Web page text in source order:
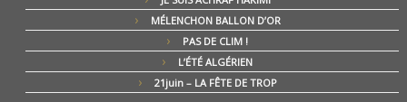
MÉLENCHON BALLON D’OR
PAS DE CLIM !
L’ÉTÉ ALGÉRIEN
21juin – LA FÊTE DE TROP